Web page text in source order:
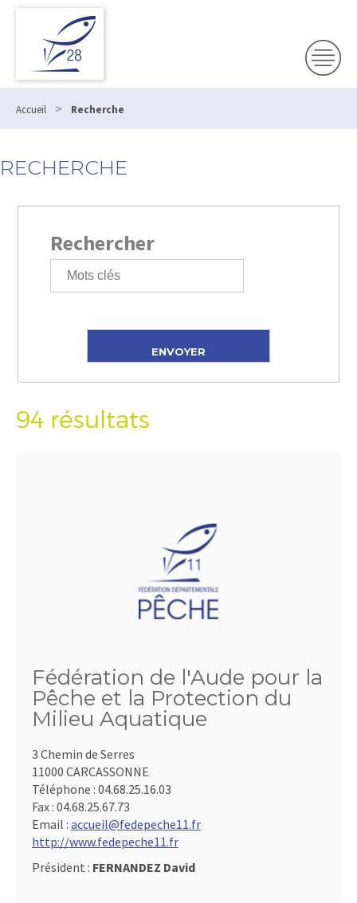
Accueil > Recherche
RECHERCHE
Rechercher
94 résultats
Fédération de l'Aude pour la
Pêche et la Protection du
Milieu Aquatique
3 Chemin de Serres
11000 CARCASSONNE
Téléphone : 04.68.25.16.03
Fax : 04.68.25.67.73
Email : accueil@fedepeche11.fr
http://www.fedepeche11.fr
Président : FERNANDEZ David